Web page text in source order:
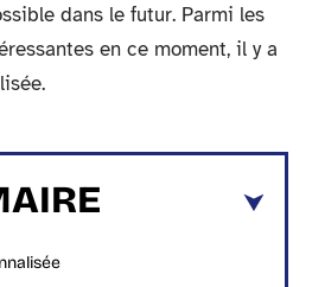
dans le futur. Parmi les
en ce moment, il y a